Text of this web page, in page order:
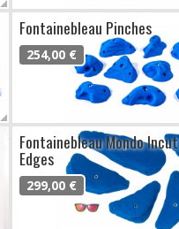
Fontainebleau Pinches
254,00 €
Fontainebleau Mondo Incut
Edges
299,00 €